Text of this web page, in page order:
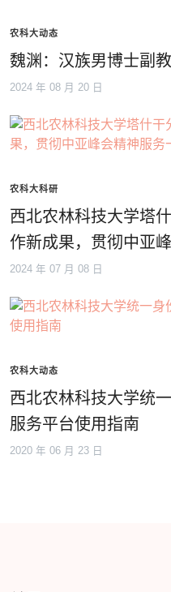
农科大动态
魏渊：汉族男博士副
2024 年 08 月 20 日
农科大科研
西北农林科技大学塔
作新成果，贯彻中亚
2024 年 07 月 08 日
农科大动态
西北农林科技大学统
服务平台使用指南
2020 年 06 月 23 日